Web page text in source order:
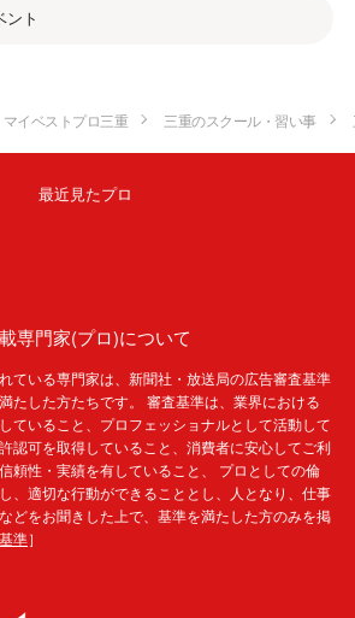
ント
マイベストプロ三重 三重のスクール・習い事
最近見たプロ
専門家(プロ)について
ている専門家は、新聞社・放送局の広告審査基準
たした方たちです。 審査基準は、業界における
ていること、プロフェッショナルとして活動して
認可を取得していること、消費者に安心してご利
頼性・実績を有していること、 プロとしての倫
、適切な行動ができることとし、人となり、仕事
どをお聞きした上で、基準を満たした方のみを掲
準］